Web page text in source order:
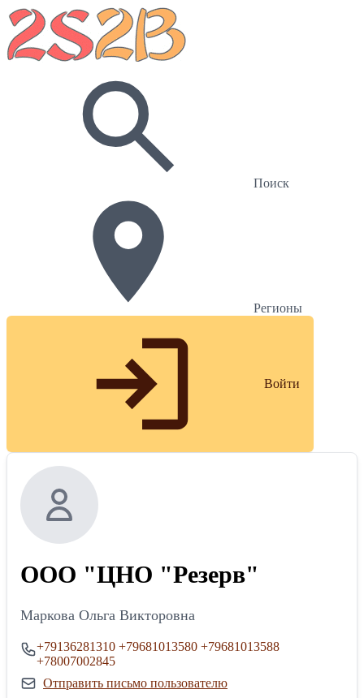
Поиск
Регионы
Войти
ООО "ЦНО "Резерв"
Маркова Ольга Викторовна
+79136281310 +79681013580 +79681013588
+78007002845
Отправить письмо пользователю